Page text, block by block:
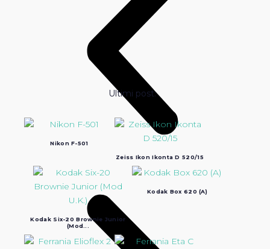
Ultimi post:
Nikon F-501
Zeiss Ikon Ikonta D 520/15
Kodak Six-20 Brownie Junior
(Mod...
Kodak Box 620 (A)